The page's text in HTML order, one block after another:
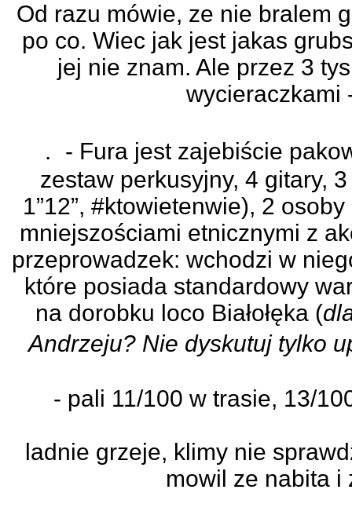
Od razu mówie, ze nie bralem
po co. Wiec jak jest jakas
jej nie znam. Ale przez 3
wycieraczkami
. - Fura jest zajebiście
zestaw perkusyjny, 4 gitary,
1”12”, #ktowietenwie), 2
mniejszościami etnicznymi z
przeprowadzek: wchodzi w
które posiada standardowy
na dorobku loco Białołęka (
Andrzeju? Nie dyskutuj tylko
- pali 11/100 w trasie, 13/
ladnie grzeje, klimy nie
mowil ze nabita i